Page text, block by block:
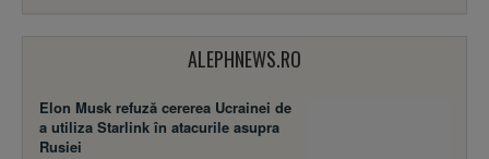
ALEPHNEWS.RO
Elon Musk refuză cererea Ucrainei de
a utiliza Starlink în atacurile asupra
Rusiei